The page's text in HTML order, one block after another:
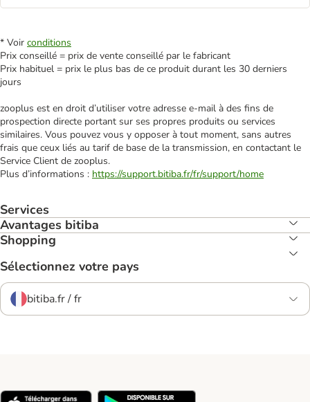
* Voir conditions
Prix conseillé = prix de vente conseillé par le fabricant
Prix habituel = prix le plus bas de ce produit durant les 30 derniers
jours
zooplus est en droit d’utiliser votre adresse e‑mail à des fins de
prospection directe portant sur ses propres produits ou services
similaires. Vous pouvez vous y opposer à tout moment, sans autres
frais que ceux liés au tarif de base de la transmission, en contactant le
Service Client de zooplus.
Plus d’informations : https://support.bitiba.fr/fr/support/home
Services
Avantages bitiba
Shopping
Sélectionnez votre pays
bitiba.fr / fr